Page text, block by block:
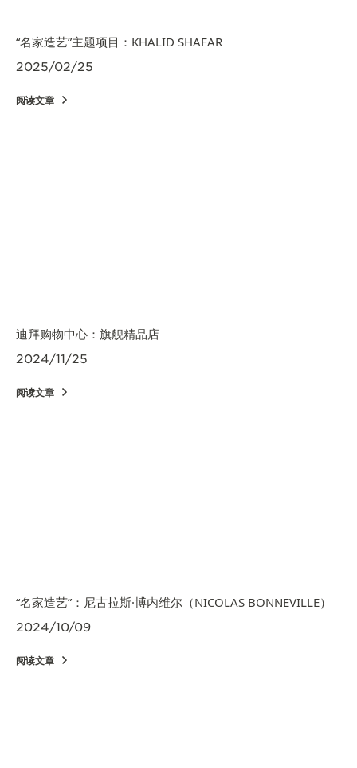
“名家造艺”主题项目：KHALID SHAFAR
2025/02/25
阅读文章
迪拜购物中心：旗舰精品店
2024/11/25
阅读文章
“名家造艺”：尼古拉斯·博内维尔（NICOLAS BONNEVILLE）
2024/10/09
阅读文章